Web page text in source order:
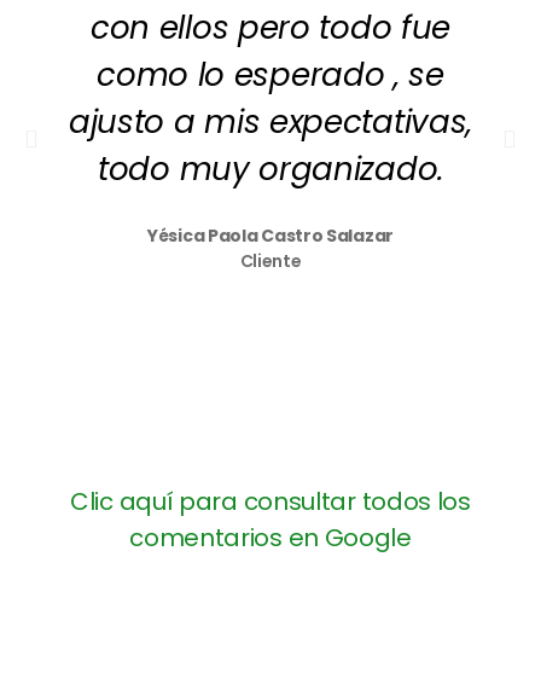
con ellos pero todo fue
como lo esperado , se
ajusto a mis expectativas,
todo muy organizado.
Yésica Paola Castro Salazar
Cliente
Clic aquí para consultar todos los
comentarios en Google